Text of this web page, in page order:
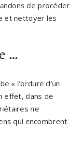
de procéder
et nettoyer les
…
« l’ordure d’un
effet, dans de
ne
qui encombrent